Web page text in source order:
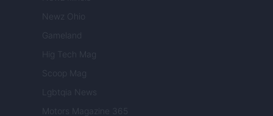
Newz Ohio
Gameland
Hig Tech Mag
Scoop Mag
Lgbtqia News
Motors Magazine 365